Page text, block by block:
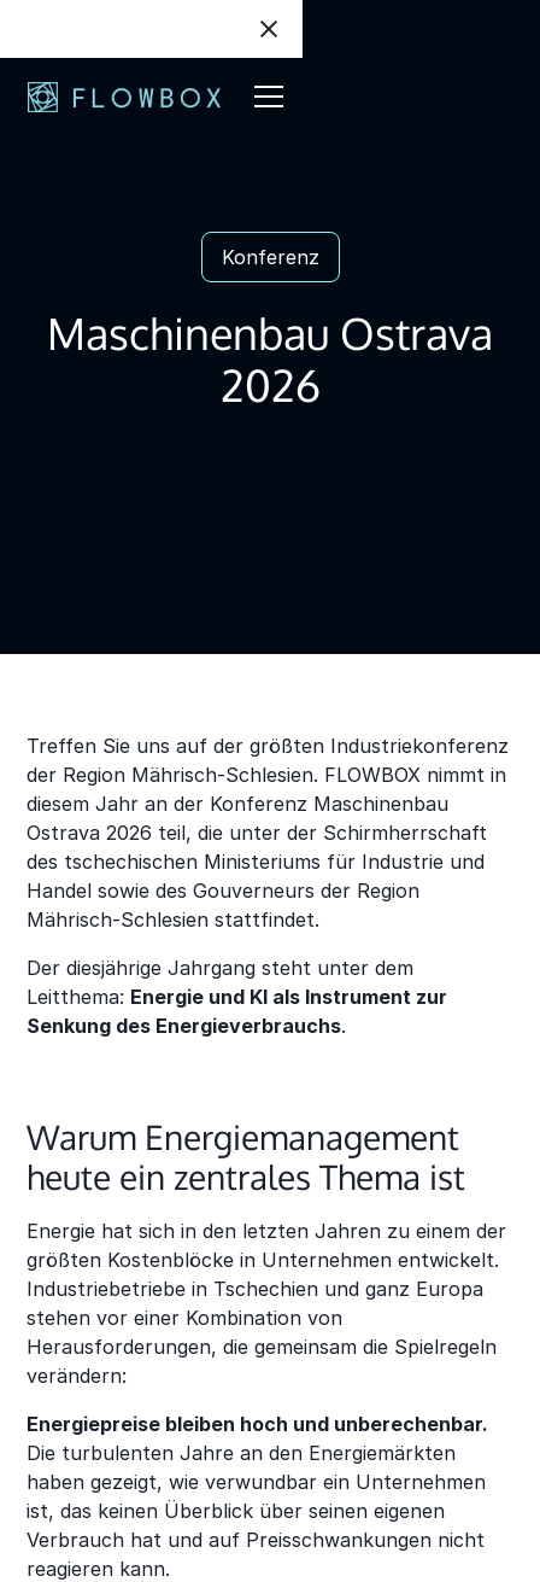
Konferenz
Maschinenbau Ostrava
2026
Treffen Sie uns auf der größten Industriekonferenz
der Region Mährisch-Schlesien. FLOWBOX nimmt in
diesem Jahr an der Konferenz Maschinenbau
Ostrava 2026 teil, die unter der Schirmherrschaft
des tschechischen Ministeriums für Industrie und
Handel sowie des Gouverneurs der Region
Mährisch-Schlesien stattfindet.
Der diesjährige Jahrgang steht unter dem
Leitthema: Energie und KI als Instrument zur
Senkung des Energieverbrauchs.
Warum Energiemanagement
heute ein zentrales Thema ist
Energie hat sich in den letzten Jahren zu einem der
größten Kostenblöcke in Unternehmen entwickelt.
Industriebetriebe in Tschechien und ganz Europa
stehen vor einer Kombination von
Herausforderungen, die gemeinsam die Spielregeln
verändern:
Energiepreise bleiben hoch und unberechenbar.
Die turbulenten Jahre an den Energiemärkten
haben gezeigt, wie verwundbar ein Unternehmen
ist, das keinen Überblick über seinen eigenen
Verbrauch hat und auf Preisschwankungen nicht
reagieren kann.